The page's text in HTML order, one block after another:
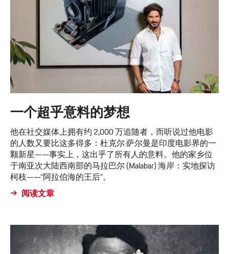
一个超乎意料的梦想
他在社交媒体上拥有约 2,000 万追随者，而听说过他电影
的人数又要比这多得多：杜克尔·萨尔曼是印度电影界的一
颗新星——事实上，这出乎了所有人的意料。他的家乡位
于南亚次大陆西南部的马拉巴尔 (Malabar) 海岸：实地探访
柯枝——“阿拉伯海的王后”。
阅读文章